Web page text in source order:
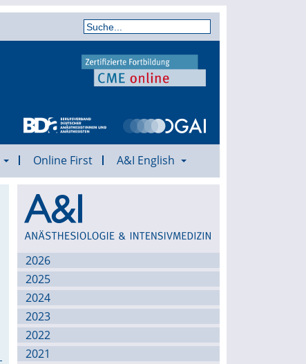
Online First A&I English
Archiv
2026
2025
2024
2023
2022
2021